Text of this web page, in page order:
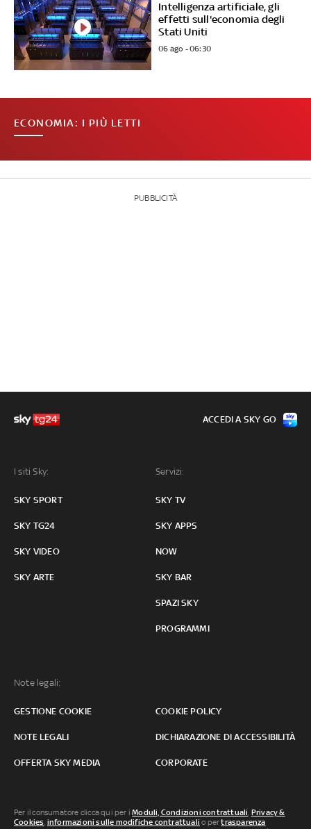
Intelligenza artificiale, gli
effetti sull'economia degli
Stati Uniti
06 ago - 06:30
ECONOMIA: I PIÙ LETTI
PUBBLICITÀ
I siti Sky:
SKY SPORT
SKY TG24
SKY VIDEO
SKY ARTE
Servizi:
SKY TV
SKY APPS
NOW
SKY BAR
SPAZI SKY
PROGRAMMI
Note legali:
GESTIONE COOKIE COOKIE POLICY
NOTE LEGALI DICHIARAZIONE DI ACCESSIBILITÀ
OFFERTA SKY MEDIA CORPORATE
ACCEDI A SKY GO
Per il consumatore clicca qui per iModuli, Condizioni contrattuali, Privacy &
Cookies, informazioni sulle modifiche contrattuali o pertrasparenza